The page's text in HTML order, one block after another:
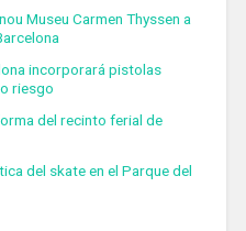
Museu Carmen Thyssen a
incorporará pistolas
riesgo
del recinto ferial de
del skate en el Parque del